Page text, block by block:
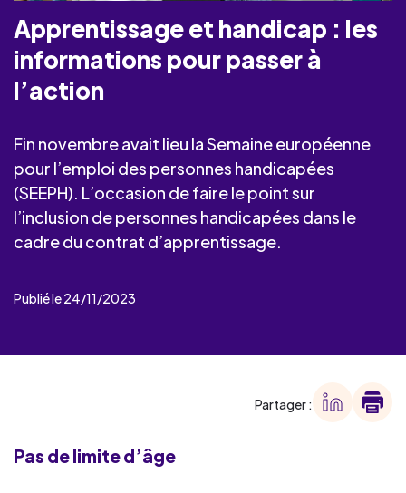
Apprentissage et handicap : les
informations pour passer à
l’action
Fin novembre avait lieu la Semaine européenne
pour l’emploi des personnes handicapées
(SEEPH). L’occasion de faire le point sur
l’inclusion de personnes handicapées dans le
cadre du contrat d’apprentissage.
Publié le 24/11/2023
Partager :
Pas de limite d’âge